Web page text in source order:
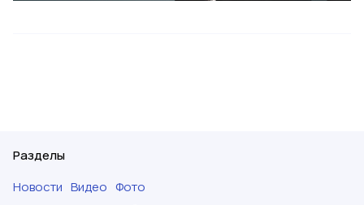
Разделы
Новости Видео Фото